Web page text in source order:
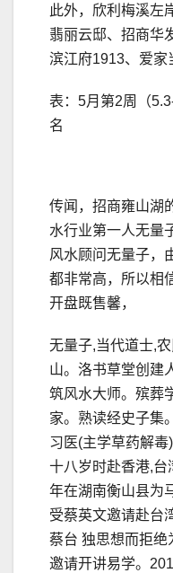
此外，欣利梅溪左
翡丽云邸、招商华
滨江府1913、爱家
表：5月第2周（
名
传闻，招商雍山湖
水行业第一人无量
风水顾问无量子，
都非常高，所以相
开盘既售馨，
无量子,当代道士,
山。洛书草堂创建
筑风水大师。殡葬
家。熟读经史子集
习医(主学草药解毒
十八岁时赴香港,台
年在湖南衡山县为
受蔡英文邀请赴台
蔡台 独思想而拒绝
邀请开讲易学。